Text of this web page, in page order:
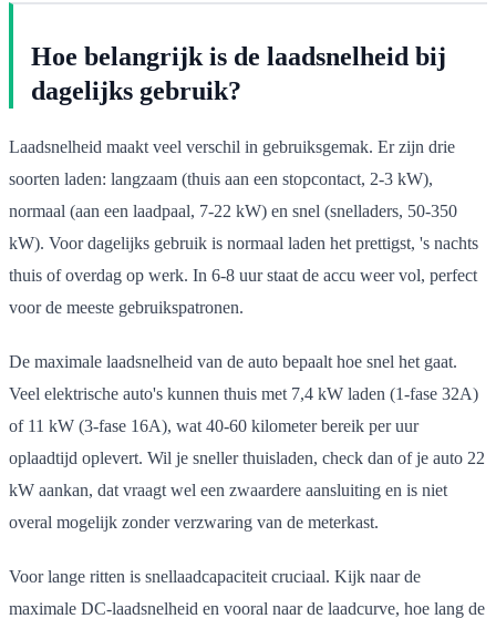
Hoe belangrijk is de laadsnelheid bij
dagelijks gebruik?
Laadsnelheid maakt veel verschil in gebruiksgemak. Er zijn drie
soorten laden: langzaam (thuis aan een stopcontact, 2-3 kW),
normaal (aan een laadpaal, 7-22 kW) en snel (snelladers, 50-350
kW). Voor dagelijks gebruik is normaal laden het prettigst, 's nachts
thuis of overdag op werk. In 6-8 uur staat de accu weer vol, perfect
voor de meeste gebruikspatronen.
De maximale laadsnelheid van de auto bepaalt hoe snel het gaat.
Veel elektrische auto's kunnen thuis met 7,4 kW laden (1-fase 32A)
of 11 kW (3-fase 16A), wat 40-60 kilometer bereik per uur
oplaadtijd oplevert. Wil je sneller thuisladen, check dan of je auto 22
kW aankan, dat vraagt wel een zwaardere aansluiting en is niet
overal mogelijk zonder verzwaring van de meterkast.
Voor lange ritten is snellaadcapaciteit cruciaal. Kijk naar de
maximale DC-laadsnelheid en vooral naar de laadcurve, hoe lang de